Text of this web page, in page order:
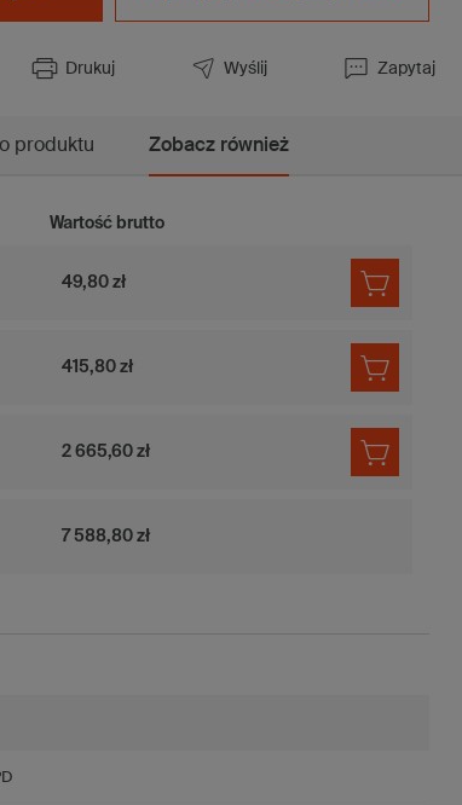
Drukuj Wyślij Zapytaj
produktu Zobacz również
Wartość brutto
49,80 zł
415,80 zł
2 665,60 zł
7 588,80 zł